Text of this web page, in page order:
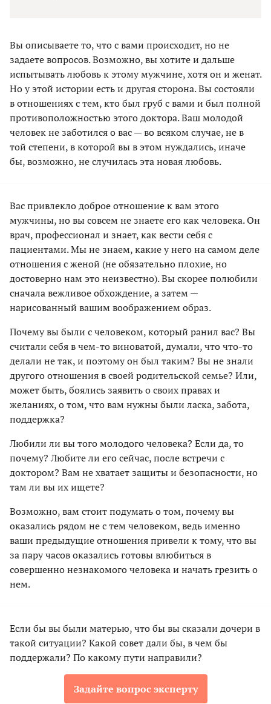
Вы описываете то, что с вами происходит, но не
задаете вопросов. Возможно, вы хотите и дальше
испытывать любовь к этому мужчине, хотя он и женат.
Но у этой истории есть и другая сторона. Вы состояли
в отношениях с тем, кто был груб с вами и был полной
противоположностью этого доктора. Ваш молодой
человек не заботился о вас — во всяком случае, не в
той степени, в которой вы в этом нуждались, иначе
бы, возможно, не случилась эта новая любовь.
Вас привлекло доброе отношение к вам этого
мужчины, но вы совсем не знаете его как человека. Он
врач, профессионал и знает, как вести себя с
пациентами. Мы не знаем, какие у него на самом деле
отношения с женой (не обязательно плохие, но
достоверно нам это неизвестно). Вы скорее полюбили
сначала вежливое обхождение, а затем —
нарисованный вашим воображением образ.
Почему вы были с человеком, который ранил вас? Вы
считали себя в чем-то виноватой, думали, что что-то
делали не так, и поэтому он был таким? Вы не знали
другого отношения в своей родительской семье? Или,
может быть, боялись заявить о своих правах и
желаниях, о том, что вам нужны были ласка, забота,
поддержка?
Любили ли вы того молодого человека? Если да, то
почему? Любите ли его сейчас, после встречи с
доктором? Вам не хватает защиты и безопасности, но
там ли вы их ищете?
Возможно, вам стоит подумать о том, почему вы
оказались рядом не с тем человеком, ведь именно
ваши предыдущие отношения привели к тому, что вы
за пару часов оказались готовы влюбиться в
совершенно незнакомого человека и начать грезить о
нем.
Если бы вы были матерью, что бы вы сказали дочери в
такой ситуации? Какой совет дали бы, в чем бы
поддержали? По какому пути направили?
Задайте вопрос эксперту